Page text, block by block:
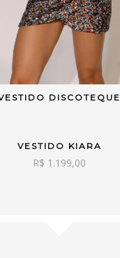
VER OPÇÕES
DISCOTEQUE
VER OPÇÕES
R$ 1.199,00
VESTIDO KIARA